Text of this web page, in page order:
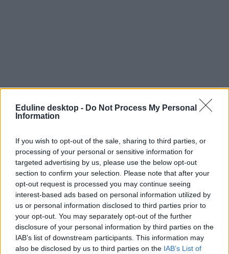
Eduline desktop - Do Not Process My Personal
Information
If you wish to opt-out of the sale, sharing to third parties, or
processing of your personal or sensitive information for
targeted advertising by us, please use the below opt-out
section to confirm your selection. Please note that after your
opt-out request is processed you may continue seeing
interest-based ads based on personal information utilized by
us or personal information disclosed to third parties prior to
your opt-out. You may separately opt-out of the further
disclosure of your personal information by third parties on the
IAB’s list of downstream participants. This information may
also be disclosed by us to third parties on the IAB’s List of
Campus
campus fesztivál
fesztivál
fesztiváljegy